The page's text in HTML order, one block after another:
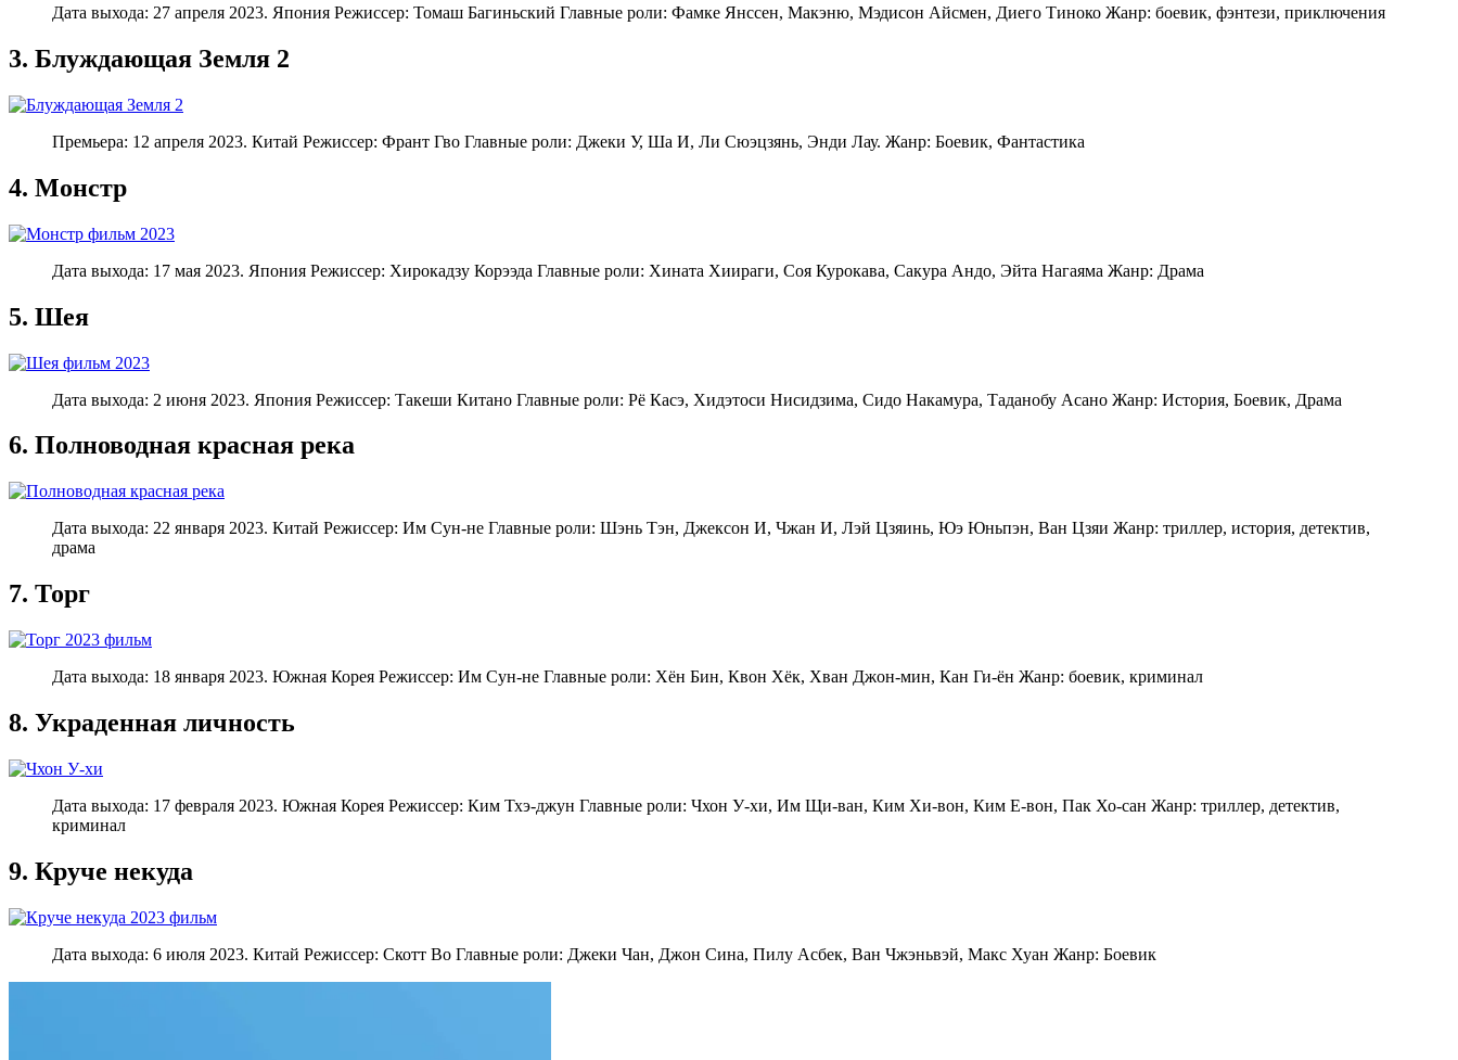
Дата выхода: 27 апреля 2023. Япония Режиссер: Томаш Багиньский Главные роли: Фамке Янссен, Макэню, Мэдисон Айсмен, Диего Тиноко Жанр: боевик, фэнтези, приключения
3. Блуждающая Земля 2
Премьера: 12 апреля 2023. Китай Режиссер: Франт Гво Главные роли: Джеки У, Ша И, Ли Сюэцзянь, Энди Лау. Жанр: Боевик, Фантастика
4. Монстр
Дата выхода: 17 мая 2023. Япония Режиссер: Хирокадзу Корээда Главные роли: Хината Хиираги, Соя Курокава, Сакура Андо, Эйта Нагаяма Жанр: Драма
5. Шея
Дата выхода: 2 июня 2023. Япония Режиссер: Такеши Китано Главные роли: Рё Касэ, Хидэтоси Нисидзима, Сидо Накамура, Таданобу Асано Жанр: История, Боевик, Драма
6. Полноводная красная река
Дата выхода: 22 января 2023. Китай Режиссер: Им Сун-не Главные роли: Шэнь Тэн, Джексон И, Чжан И, Лэй Цзяинь, Юэ Юньпэн, Ван Цзяи Жанр: триллер, история, детектив,
драма
7. Торг
Дата выхода: 18 января 2023. Южная Корея Режиссер: Им Сун-не Главные роли: Хён Бин, Квон Хёк, Хван Джон-мин, Кан Ги-ён Жанр: боевик, криминал
8. Украденная личность
Дата выхода: 17 февраля 2023. Южная Корея Режиссер: Ким Тхэ-джун Главные роли: Чхон У-хи, Им Щи-ван, Ким Хи-вон, Ким Е-вон, Пак Хо-сан Жанр: триллер, детектив,
криминал
9. Круче некуда
Дата выхода: 6 июля 2023. Китай Режиссер: Скотт Во Главные роли: Джеки Чан, Джон Сина, Пилу Асбек, Ван Чжэньвэй, Макс Хуан Жанр: Боевик